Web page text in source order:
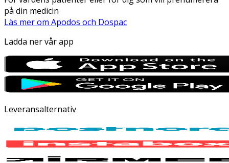
på din medicin
Läs mer om Apodos och Dospac
Ladda ner vår app
Leveransalternativ